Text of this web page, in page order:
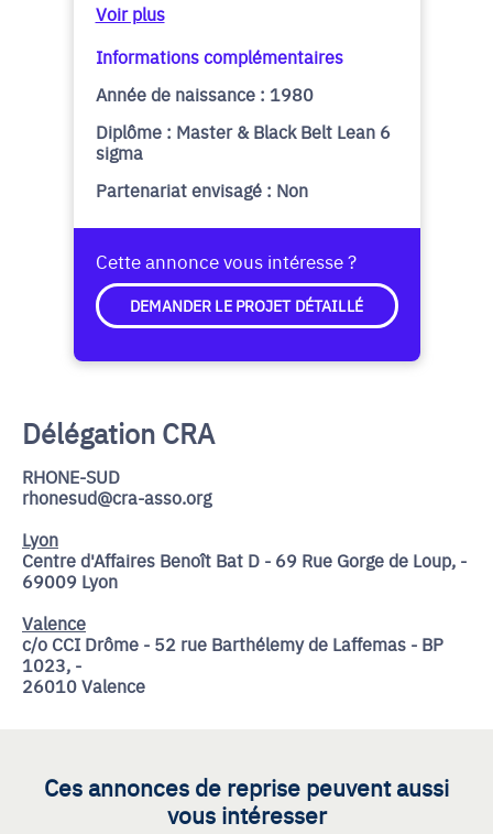
Voir plus
Informations complémentaires
Année de naissance : 1980
Diplôme : Master & Black Belt Lean 6
sigma
Partenariat envisagé : Non
Cette annonce vous intéresse ?
DEMANDER LE PROJET DÉTAILLÉ
Délégation CRA
RHONE-SUD
rhonesud@cra-asso.org
Lyon
Centre d'Affaires Benoît Bat D - 69 Rue Gorge de Loup, -
69009 Lyon
Valence
c/o CCI Drôme - 52 rue Barthélemy de Laffemas - BP
1023, -
26010 Valence
Ces annonces de reprise peuvent aussi
vous intéresser